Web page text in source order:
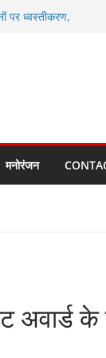
पर ध्वस्तीकरण,
रही उत्तराखंड
को
कार्यों की
मनोरंजन
अवार्ड के